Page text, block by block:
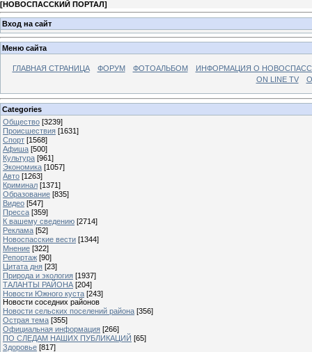
[НОВОСПАССКИЙ ПОРТАЛ]
Вход на сайт
Меню сайта
ГЛАВНАЯ СТРАНИЦА ФОРУМ ФОТОАЛЬБОМ
ИНФОРМАЦИЯ О
ON LINE TV
Categories
Общество [3239]
Происшествия [1631]
Спорт [1568]
Афиша [500]
Культура [961]
Экономика [1057]
Авто [1263]
Криминал [1371]
Образование [835]
Видео [547]
Пресса [359]
К вашему сведению [2714]
Реклама [52]
Новоспасские вести [1344]
Мнение [322]
Репортаж [90]
Цитата дня [23]
Природа и экология [1937]
ТАЛАНТЫ РАЙОНА [204]
Новости Южного куста [243]
Новости соседних районов
Новости сельских поселений района [356]
Острая тема [355]
Официальная информация [266]
ПО СЛЕДАМ НАШИХ ПУБЛИКАЦИЙ [65]
Здоровье [817]